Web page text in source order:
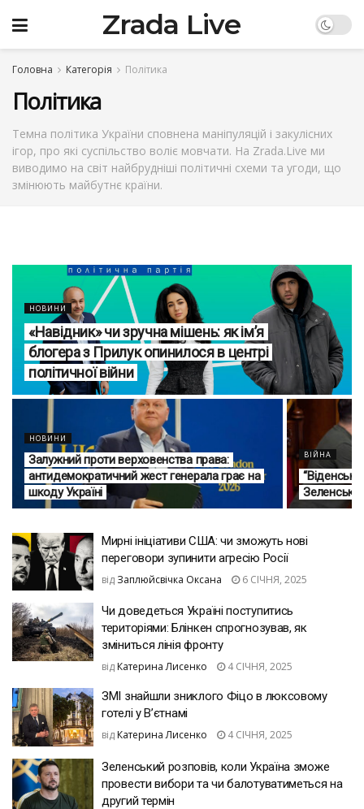
Zrada Live
Головна Категорія Політика
Політика
Темна політика України сповнена маніпуляцій і закулісних
ігор, про які суспільство воліє мовчати. На Zrada.Live ми
виводимо на світ найбрудніші політичні схеми та угоди, що
змінюють майбутнє країни.
НОВИНИ
«Навідник» чи зручна мішень: як ім’я
блогера з Прилук опинилося в центрі
політичної війни
НОВИНИ
Залужний проти верховенства права:
антидемократичний жест генерала грає на
шкоду Україні
ВІЙНА
Мирні ініціативи США: чи зможуть нові
переговори зупинити агресію Росії
від Заплюйсвічка Оксана 6 СІЧНЯ, 2025
Чи доведеться Україні поступитись
територіями: Блінкен спрогнозував, як
зміниться лінія фронту
від Катерина Лисенко 4 СІЧНЯ, 2025
ЗМІ знайшли зниклого Фіцо в люксовому
готелі у В’єтнамі
від Катерина Лисенко 4 СІЧНЯ, 2025
Зеленський розповів, коли Україна зможе
провести вибори та чи балотуватиметься на
другий термін